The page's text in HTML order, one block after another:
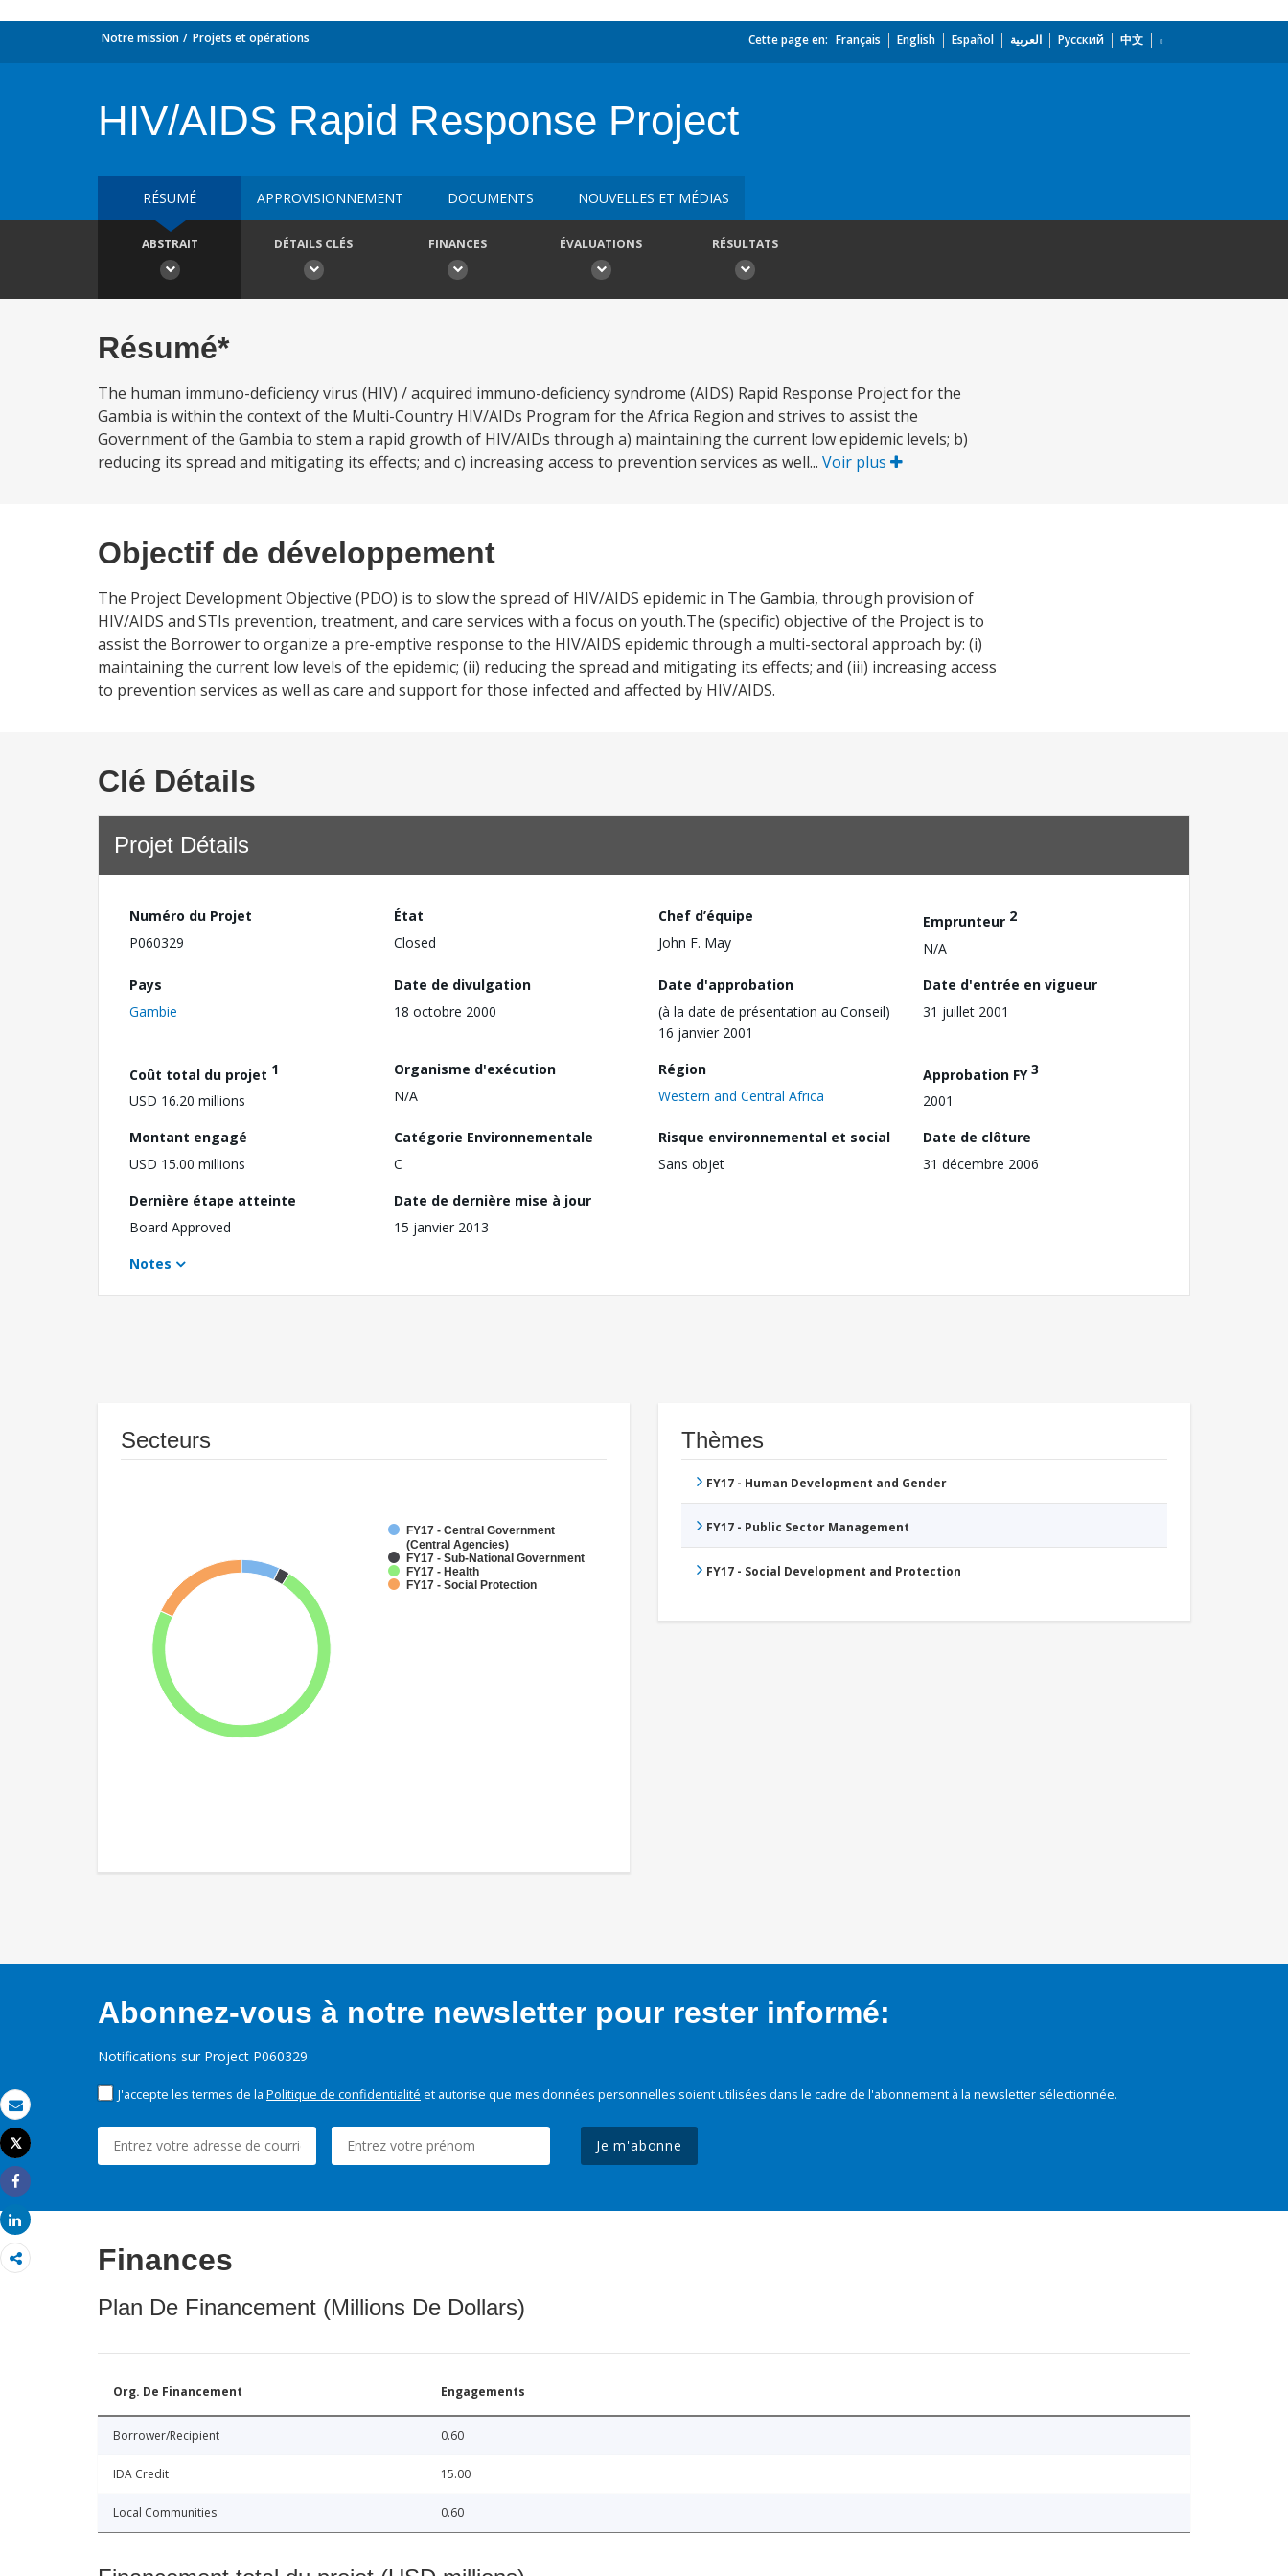
Email
Imprimer
Tweet
Share
Share
Notre mission Projets et opérations Cette page en: Français English Español العربية Русский 中文
HIV/AIDS Rapid Response Project
RÉSUMÉ APPROVISIONNEMENT DOCUMENTS NOUVELLES ET MÉDIAS
ABSTRAIT DÉTAILS CLÉS FINANCES ÉVALUATIONS RÉSULTATS
Résumé*
The human immuno-deficiency virus (HIV) / acquired immuno-deficiency syndrome (AIDS) Rapid Response Project for the
Gambia is within the context of the Multi-Country HIV/AIDs Program for the Africa Region and strives to assist the
Government of the Gambia to stem a rapid growth of HIV/AIDs through a) maintaining the current low epidemic levels; b)
reducing its spread and mitigating its effects; and c) increasing access to prevention services as well... Voir plus
Objectif de développement
The Project Development Objective (PDO) is to slow the spread of HIV/AIDS epidemic in The Gambia, through provision of
HIV/AIDS and STIs prevention, treatment, and care services with a focus on youth.The (specific) objective of the Project is to
assist the Borrower to organize a pre-emptive response to the HIV/AIDS epidemic through a multi-sectoral approach by: (i)
maintaining the current low levels of the epidemic; (ii) reducing the spread and mitigating its effects; and (iii) increasing access
to prevention services as well as care and support for those infected and affected by HIV/AIDS.
Clé Détails
Projet Détails
Numéro du Projet
P060329
État
Closed
Chef d’équipe
John F. May
Emprunteur 2
N/A
Pays
Gambie
Date de divulgation
18 octobre 2000
Date d'approbation
(à la date de présentation au Conseil)
16 janvier 2001
Date d'entrée en vigueur
31 juillet 2001
Coût total du projet 1
USD 16.20 millions
Organisme d'exécution
N/A
Région
Western and Central Africa
Approbation FY3
2001
Montant engagé
USD 15.00 millions
Catégorie Environnementale
C
Risque environnemental et social
Sans objet
Date de clôture
31 décembre 2006
Dernière étape atteinte
Board Approved
Date de dernière mise à jour
15 janvier 2013
Notes
Secteurs
FY17 - Central Government
(Central Agencies)
FY17 - Sub-National Government
FY17 - Health
FY17 - Social Protection
Thèmes
FY17 - Human Development and Gender
FY17 - Public Sector Management
FY17 - Social Development and Protection
Abonnez-vous à notre newsletter pour rester informé:
Notifications sur Project P060329
J'accepte les termes de la Politique de confidentialité et autorise que mes données personnelles soient utilisées dans le cadre de l'abonnement à la newsletter sélectionnée.
Je m'abonne
Finances
Plan De Financement (Millions De Dollars)
Org. De Financement Engagements
Borrower/Recipient 0.60
IDA Credit 15.00
Local Communities 0.60